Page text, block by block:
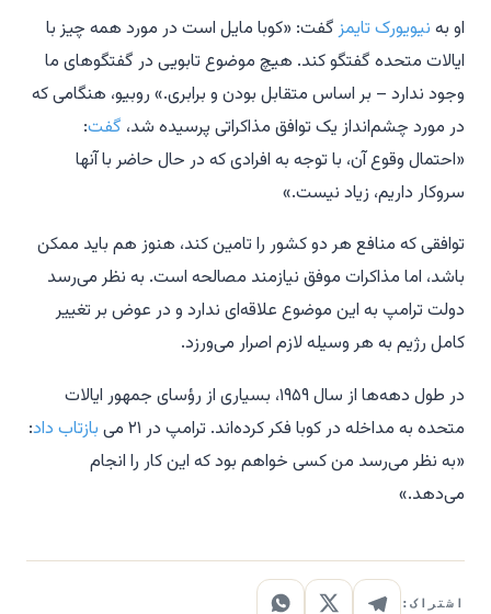
او به نیویورک تایمز گفت: «کوبا مایل است در مورد همه چیز با
ایالات متحده گفتگو کند. هیچ موضوع تابویی در گفتگوهای ما
وجود ندارد – بر اساس متقابل بودن و برابری.» روبیو، هنگامی که
در مورد چشم‌انداز یک توافق مذاکراتی پرسیده شد، گفت:
«احتمال وقوع آن، با توجه به افرادی که در حال حاضر با آنها
سروکار داریم، زیاد نیست.»
توافقی که منافع هر دو کشور را تامین کند، هنوز هم باید ممکن
باشد، اما مذاکرات موفق نیازمند مصالحه است. به نظر می‌رسد
دولت ترامپ به این موضوع علاقه‌ای ندارد و در عوض بر تغییر
کامل رژیم به هر وسیله لازم اصرار می‌ورزد.
در طول دهه‌ها از سال ۱۹۵۹، بسیاری از رؤسای جمهور ایالات
متحده به مداخله در کوبا فکر کرده‌اند. ترامپ در ۲۱ می
بازتاب داد:
«به نظر می‌رسد من کسی خواهم بود که این کار را انجام
می‌دهد.»
اشتراک: